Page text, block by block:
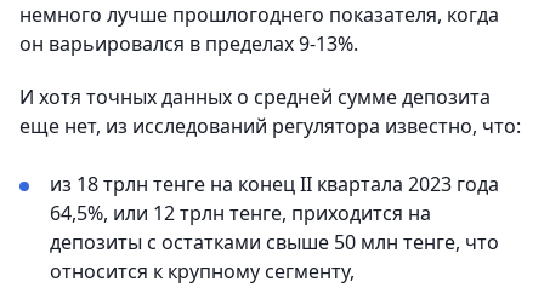
немного лучше прошлогоднего показателя, когда
он варьировался в пределах 9-13%.
И хотя точных данных о средней сумме депозита
еще нет, из исследований регулятора известно, что:
из 18 трлн тенге на конец II квартала 2023 года
64,5%, или 12 трлн тенге, приходится на
депозиты с остатками свыше 50 млн тенге, что
относится к крупному сегменту,